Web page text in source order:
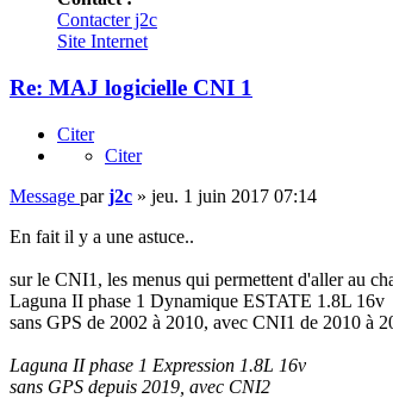
Contacter j2c
Site Internet
Re: MAJ logicielle CNI 1
Citer
Citer
Message parj2c » jeu. 1 juin 2017 07:14
En fait il y a une astuce..
sur le CNI1, les menus qui permettent d'aller au
Laguna II phase 1 Dynamique ESTATE 1.8L 16v
sans GPS de 2002 à 2010, avec CNI1 de 2010 à
Laguna II phase 1 Expression 1.8L 16v
sans GPS depuis 2019, avec CNI2